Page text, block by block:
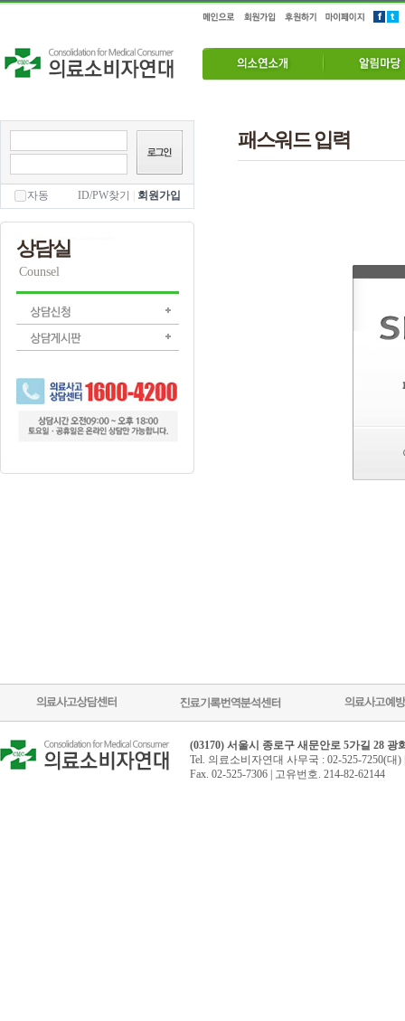
자동 ID/PW찾기 회원가입
상담실
Counsel
패스워드 입력
(03170) 서울시 종로구 새문안로 5가길 28 광
Tel. 의료소비자연대 사무국 : 02-525-7250(대
Fax. 02-525-7306 | 고유번호. 214-82-62144